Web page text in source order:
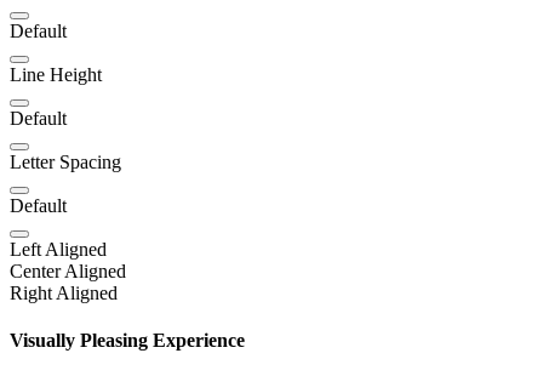
Default
Line Height
Default
Letter Spacing
Default
Left Aligned
Center Aligned
Right Aligned
Visually Pleasing Experience